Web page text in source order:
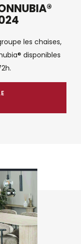
les chaises,
disponibles